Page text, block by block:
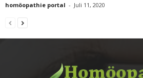
homöopathie portal - Juli 11, 2020